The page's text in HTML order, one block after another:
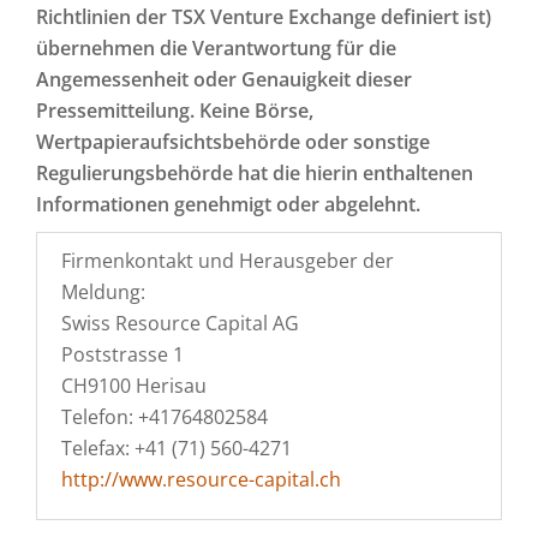
Richtlinien der TSX Venture Exchange definiert ist)
übernehmen die Verantwortung für die
Angemessenheit oder Genauigkeit dieser
Pressemitteilung. Keine Börse,
Wertpapieraufsichtsbehörde oder sonstige
Regulierungsbehörde hat die hierin enthaltenen
Informationen genehmigt oder abgelehnt.
Firmenkontakt und Herausgeber der
Meldung:
Swiss Resource Capital AG
Poststrasse 1
CH9100 Herisau
Telefon: +41764802584
Telefax: +41 (71) 560-4271
http://www.resource-capital.ch